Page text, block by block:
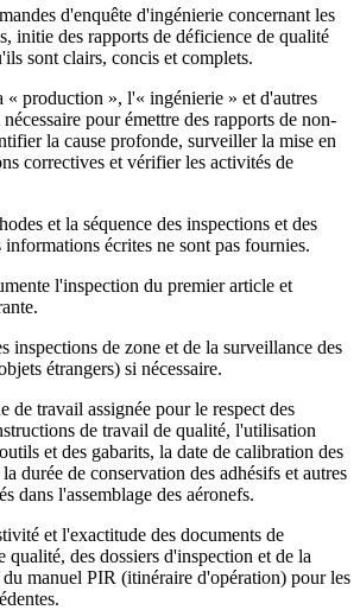
d'enquête d'ingénierie concernant les
initie des rapports de déficience de qualité
sont clairs, concis et complets.
« production », l'« ingénierie » et d'autres
pour émettre des rapports de non-
la cause profonde, surveiller la mise en
correctives et vérifier les activités de
et la séquence des inspections et des
informations écrites ne sont pas fournies.
l'inspection du premier article et
inspections de zone et de la surveillance des
étrangers) si nécessaire.
de travail assignée pour le respect des
de travail de qualité, l'utilisation
et des gabarits, la date de calibration des
durée de conservation des adhésifs et autres
dans l'assemblage des aéronefs.
et l'exactitude des documents de
qualité, des dossiers d'inspection et de la
manuel PIR (itinéraire d'opération) pour les